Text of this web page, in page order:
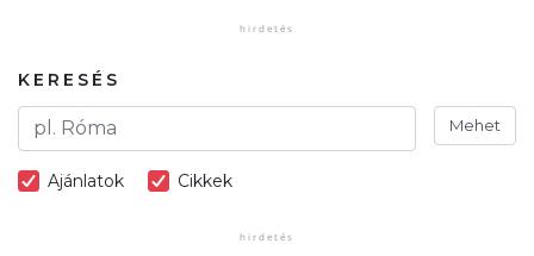
KERESÉS
Mehet
Ajánlatok Cikkek